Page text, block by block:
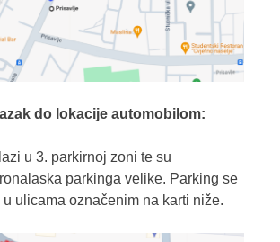
do lokacije automobilom:
u 3. parkirnoj zoni te su
parkinga velike. Parking se
ulicama označenim na karti niže.